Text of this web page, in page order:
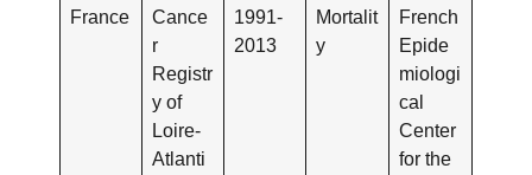
France
Cance
r
Registr
y of
Loire-
Atlanti
1991-
2013
Mortalit
y
French
Epide
miologi
cal
Center
for the